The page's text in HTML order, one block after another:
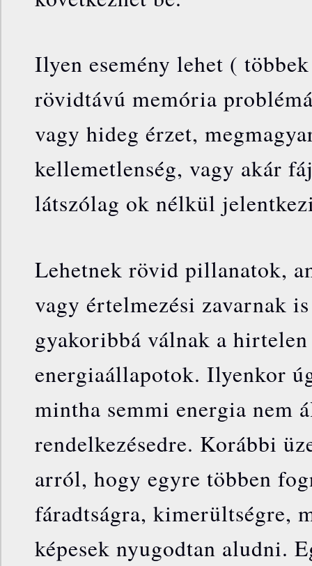
Ilyen esemény lehet (
rövidtávú memória
vagy hideg érzet,
kellemetlenség, vagy akár
látszólag ok nélkül
Lehetnek rövid pillanatok,
vagy értelmezési zavarnak
gyakoribbá válnak a
energiaállapotok. Ilyenkor
mintha semmi energia nem
rendelkezésedre. Korábbi
arról, hogy egyre többen
fáradtságra, kimerültségre,
képesek nyugodtan aludni.